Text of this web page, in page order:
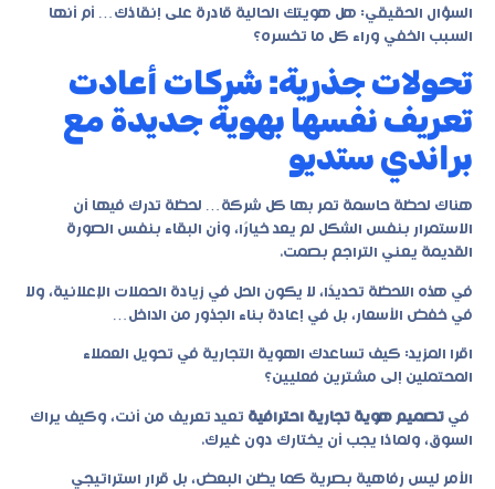
السؤال الحقيقي: هل هويتك الحالية قادرة على إنقاذك… أم أنها
السبب الخفي وراء كل ما تخسره؟
تحولات جذرية: شركات أعادت
تعريف نفسها بهوية جديدة مع
براندي ستديو
هناك لحظة حاسمة تمر بها كل شركة… لحظة تدرك فيها أن
الاستمرار بنفس الشكل لم يعد خيارًا، وأن البقاء بنفس الصورة
القديمة يعني التراجع بصمت.
في هذه اللحظة تحديدًا، لا يكون الحل في زيادة الحملات الإعلانية، ولا
في خفض الأسعار، بل في إعادة بناء الجذور من الداخل…
اقرا المزيد: كيف تساعدك الهوية التجارية في تحويل العملاء
المحتملين إلى مشترين فعليين؟
في تصميم هوية تجارية احترافية تعيد تعريف من أنت، وكيف يراك
السوق، ولماذا يجب أن يختارك دون غيرك.
الأمر ليس رفاهية بصرية كما يظن البعض، بل قرار استراتيجي